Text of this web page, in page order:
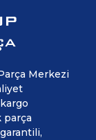
Merkezi
parça